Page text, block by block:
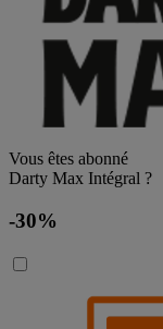
Vous êtes abonné
Darty Max Intégral ?
-30%